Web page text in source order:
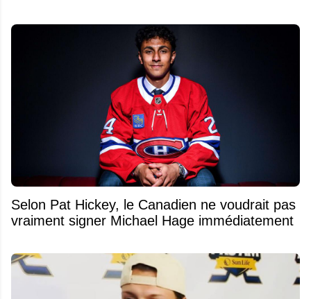
Selon Pat Hickey, le Canadien ne voudrait pas
vraiment signer Michael Hage immédiatement